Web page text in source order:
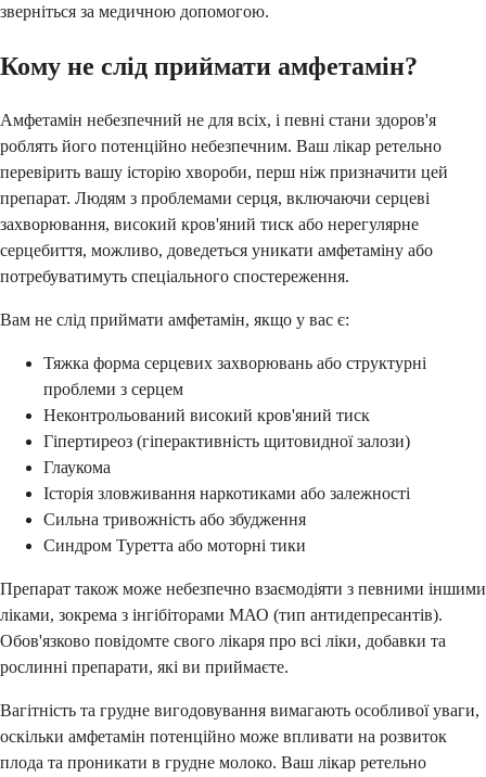
зверніться за медичною допомогою.
Кому не слід приймати амфетамін?
Амфетамін небезпечний не для всіх, і певні стани здоров'я
роблять його потенційно небезпечним. Ваш лікар ретельно
перевірить вашу історію хвороби, перш ніж призначити цей
препарат. Людям з проблемами серця, включаючи серцеві
захворювання, високий кров'яний тиск або нерегулярне
серцебиття, можливо, доведеться уникати амфетаміну або
потребуватимуть спеціального спостереження.
Вам не слід приймати амфетамін, якщо у вас є:
Тяжка форма серцевих захворювань або структурні
проблеми з серцем
Неконтрольований високий кров'яний тиск
Гіпертиреоз (гіперактивність щитовидної залози)
Глаукома
Історія зловживання наркотиками або залежності
Сильна тривожність або збудження
Синдром Туретта або моторні тики
Препарат також може небезпечно взаємодіяти з певними іншими
ліками, зокрема з інгібіторами МАО (тип антидепресантів).
Обов'язково повідомте свого лікаря про всі ліки, добавки та
рослинні препарати, які ви приймаєте.
Вагітність та грудне вигодовування вимагають особливої уваги,
оскільки амфетамін потенційно може впливати на розвиток
плода та проникати в грудне молоко. Ваш лікар ретельно